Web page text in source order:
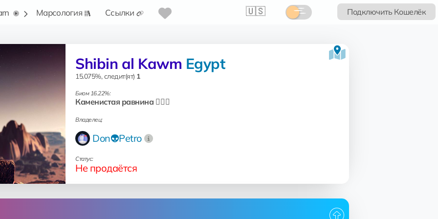
🇺🇸 Подключить Кошелёк
Марсология Ссылки
Shibin al Kawm Egypt
15.075%, следит(ят) 1
Биом 16.22%:
Каменистая равнина 🧗🏻‍♂️
Владелец:
Don👽Petro
Статус:
Не продаётся